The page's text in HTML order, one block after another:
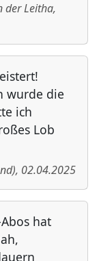
der Leitha,
wurde die
ich
Lob
), 02.04.2025
hat